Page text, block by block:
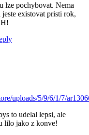
lze pochybovat. Nema
existovat pristi rok,
uploads/5/9/6/1/7/
to udelal lepsi, ale
lilo jako z konve!